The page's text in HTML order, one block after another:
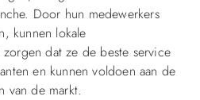
Door hun medewerkers
kunnen lokale
dat ze de beste service
en kunnen voldoen aan de
van de markt.